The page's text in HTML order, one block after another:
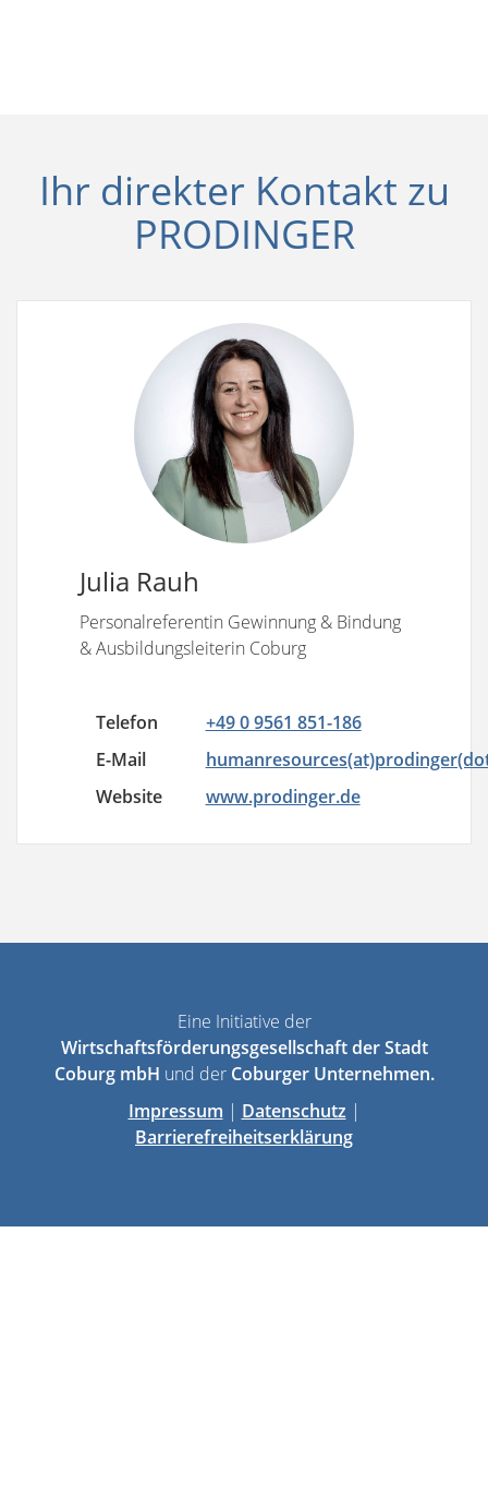
Ihr direkter Kontakt zu
PRODINGER
Julia Rauh
Personalreferentin Gewinnung & Bindung
& Ausbildungsleiterin Coburg
Telefon
+49 0 9561 851-186
E-Mail
Website
www.prodinger.de
Eine Initiative der
Wirtschaftsförderungsgesellschaft der Stadt
Coburg mbH und der Coburger Unternehmen.
Impressum | Datenschutz |
Barrierefreiheitserklärung